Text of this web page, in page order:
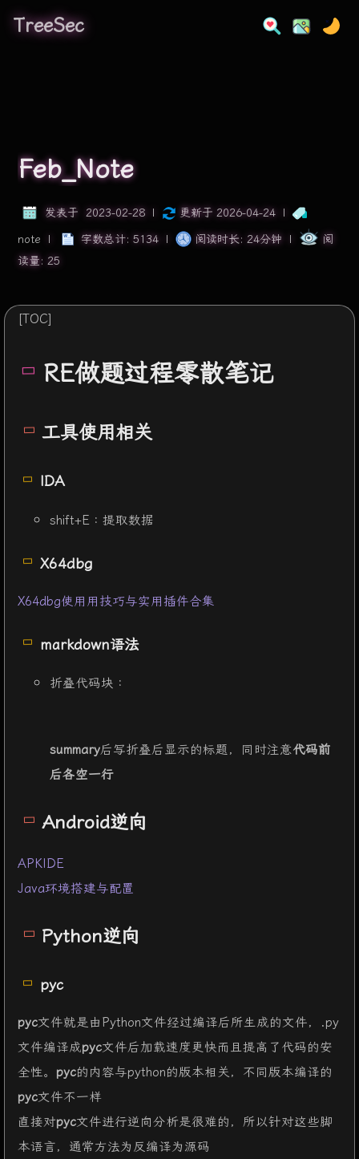
TreeSec
Feb_Note
发表于 2023-02-28 | 更新于 2026-04-24 |
note | 字数总计: 5134 | 阅读时长: 24分钟 |
阅
读量: 25
[TOC]
RE做题过程零散笔记
工具使用相关
IDA
shift+E：提取数据
X64dbg
X64dbg使用用技巧与实用插件合集
markdown语法
折叠代码块：
summary后写折叠后显示的标题，同时注意代码前
后各空一行
Android逆向
APKIDE
Java环境搭建与配置
Python逆向
pyc
pyc文件就是由Python文件经过编译后所生成的文件，.py
文件编译成pyc文件后加载速度更快而且提高了代码的安
全性。 pyc的内容与python的版本相关，不同版本编译的
pyc文件不一样
直接对pyc文件进行逆向分析是很难的，所以针对这些脚
本语言，通常方法为反编译为源码